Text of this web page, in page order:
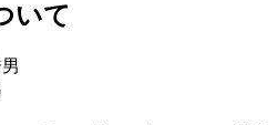
いて